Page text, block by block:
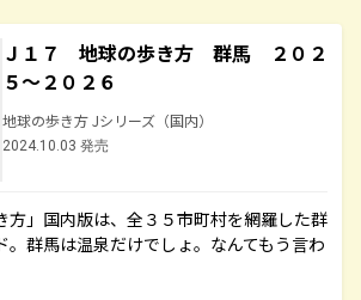
Ｊ１７ 地球の歩き方 群馬 ２０２
５～２０２６
地球の歩き方 Jシリーズ（国内）
2024.10.03 発売
方」国内版は、全３５市町村を網羅した群
。群馬は温泉だけでしょ。なんてもう言わ